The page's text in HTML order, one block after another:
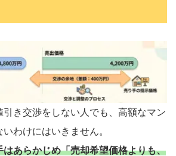
き交渉をしない人でも、高額なマン
わけにはいきません。
はあらかじめ「売却希望価格よりも、